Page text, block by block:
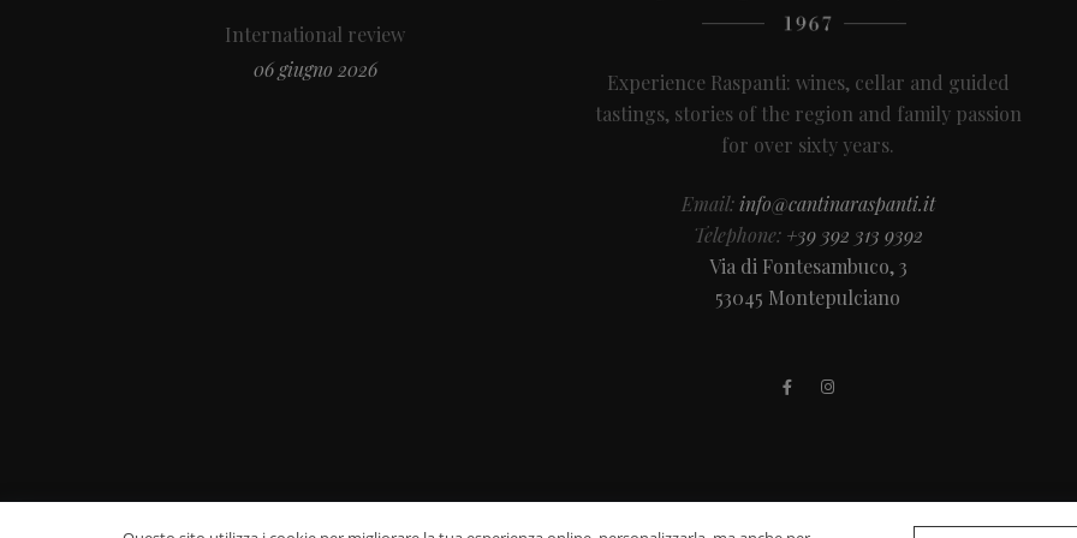
International review
06 giugno 2026
Experience Raspanti: wines, cellar and guided
tastings, stories of the region and family passion
for over sixty years.
Email:info@cantinaraspanti.it
Telephone: +39 392 313 9392
Via di Fontesambuco, 3
53045 Montepulciano
- P.Iva: 00268980521 - Powered by